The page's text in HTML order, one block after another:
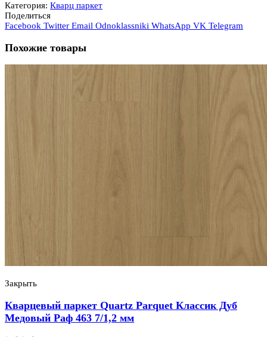
Категория: Кварц паркет
Поделиться
Facebook Twitter Email Odnoklassniki WhatsApp VK Telegram
Похожие товары
Закрыть
Кварцевый паркет Quartz Parquet Классик Дуб
Медовый Раф 463 7/1,2 мм